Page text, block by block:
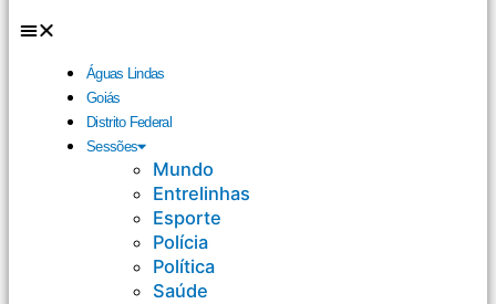
Águas Lindas
Goiás
Distrito Federal
Sessões
Mundo
Entrelinhas
Esporte
Polícia
Política
Saúde